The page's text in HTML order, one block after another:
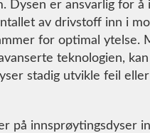
Dysen er ansvarlig for å
av drivstoff inn i
for optimal ytelse.
teknologien, kan
stadig utvikle feil
på innsprøytingsdyser